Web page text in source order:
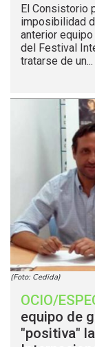
El Consistorio
imposibilidad
anterior
del Festival
tratarse de un...
(Foto: Cedida)
OCIO/
equipo de
"positiva"